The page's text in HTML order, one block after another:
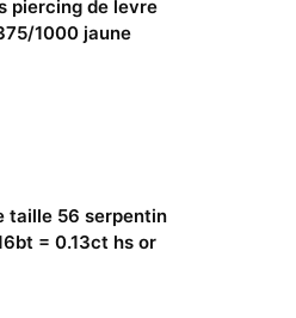
piercing de levre
1000 jaune
taille 56 serpentin
= 0.13ct hs or